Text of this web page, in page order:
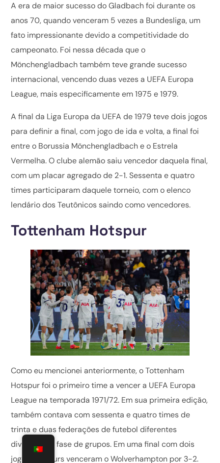
A era de maior sucesso do Gladbach foi durante os
anos 70, quando venceram 5 vezes a Bundesliga, um
fato impressionante devido a competitividade do
campeonato. Foi nessa década que o
Mönchengladbach também teve grande sucesso
internacional, vencendo duas vezes a UEFA Europa
League, mais especificamente em 1975 e 1979.
A final da Liga Europa da UEFA de 1979 teve dois jogos
para definir a final, com jogo de ida e volta, a final foi
entre o Borussia Mönchengladbach e o Estrela
Vermelha. O clube alemão saiu vencedor daquela final,
com um placar agregado de 2-1. Sessenta e quatro
times participaram daquele torneio, com o elenco
lendário dos Teutônicos saindo como vencedores.
Tottenham Hotspur
Como eu mencionei anteriormente, o Tottenham
Hotspur foi o primeiro time a vencer a UEFA Europa
League na temporada 1971/72. Em sua primeira edição,
também contava com sessenta e quatro times de
trinta e duas federações de futebol diferentes
divididos na fase de grupos. Em uma final com dois
jogos, os Spurs venceram o Wolverhampton por 3-2.